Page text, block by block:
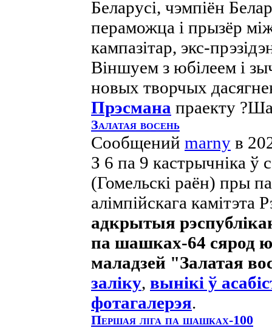
Беларусі, чэмпіён
пераможца і прызёр
кампазітар, экс-
Віншуем з юбілеем і
новых творчых
Прэсмана праекту
Залатая восень
Сообщений marny в
З 6 па 9 кастрычніка ў
(Гомельскі раён) пры
алімпійскага камітэта
адкрытыя
па шашках-64 сярод
маладзей "Залатая
заліку, вынікі ў
фотагалерэя.
Першая ліга па шашках-100